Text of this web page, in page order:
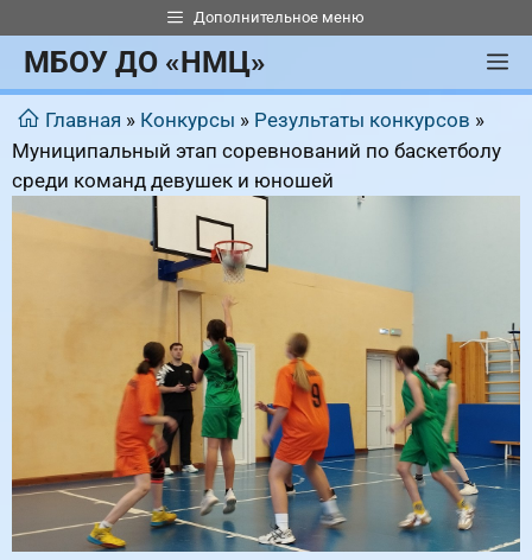
к
содержимому
Дополнительное меню
МБОУ ДО «НМЦ»
Главная » Конкурсы » Результаты конкурсов »
Муниципальный этап соревнований по баскетболу
среди команд девушек и юношей